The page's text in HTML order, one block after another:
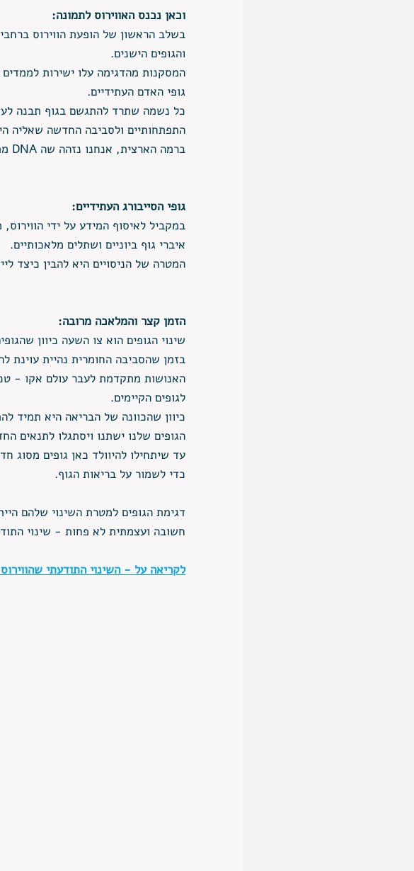
וכאן נכנס האווירוס לתמונה:
בשלב הראשון של הופעת הווירוס
והגופים הישנים.
המסקנות מהדגימה עלו ישירות
גופי האדם העתידיים.
כל נשמה שתרד להתגשם בגוף תבנה
התפתחותיים ולסביבה החדשה שאליה
ברמה הארצית, אנחנו נזהה שה DNA מתחיל להשתנות מדור לדור בתהליך אבולוציוני מואץ.
גופי הסייבורג העתידיים:
במקביל לאיסוף המידע על ידי הווירוס,
איברי גוף ביוניים ושתלים מלאכותיים.
המטרה של הניסויים היא להבין כיצד
הזמן קצר והמלאכה מרובה:
שינוי הגופים הוא צו השעה כיוון
בזמן שהסביבה החומרית נהיית עוינת
האנושות מתקדמת לעבר עולם אקו -
לגופים הקיימים.
כיוון שהכוונה של הבריאה היא תמיד
הגופים שלנו ישתנו ויסתגלו לתנאים
עד שיתחילו להיוולד כאן גופים מסוג
כדי לשמור על בריאות הגוף.
דגימת הגופים למטרת השינוי שלהם
חשובה ועצמתית לא פחות - שינוי
לקריאה על - השינוי התודעתי